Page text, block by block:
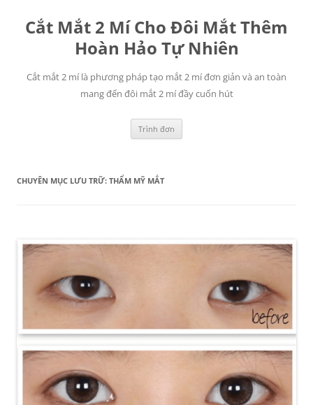
nội
dung
Cắt Mắt 2 Mí Cho Đôi Mắt Thêm
Hoàn Hảo Tự Nhiên
Cắt mắt 2 mí là phương pháp tạo mắt 2 mí đơn giản và an toàn
mang đến đôi mắt 2 mí đầy cuốn hút
Trình đơn
CHUYÊN MỤC LƯU TRỮ: THẨM MỸ MẮT